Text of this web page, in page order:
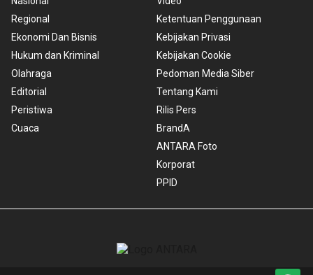
Regional
Ekonomi Dan Bisnis
Hukum dan Kriminal
Olahraga
Editorial
Peristiwa
Cuaca
Ketentuan Penggunaan
Kebijakan Privasi
Kebijakan Cookie
Pedoman Media Siber
Tentang Kami
Rilis Pers
BrandA
ANTARA Foto
Korporat
PPID